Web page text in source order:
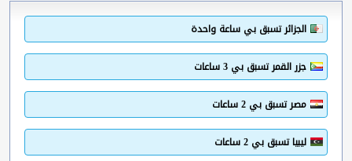
الجزائر تسبق بي ساعة واحدة
جزر القمر تسبق بي 3 ساعات
مصر تسبق بي 2 ساعات
ليبيا تسبق بي 2 ساعات